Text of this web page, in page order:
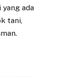
ada
tani,